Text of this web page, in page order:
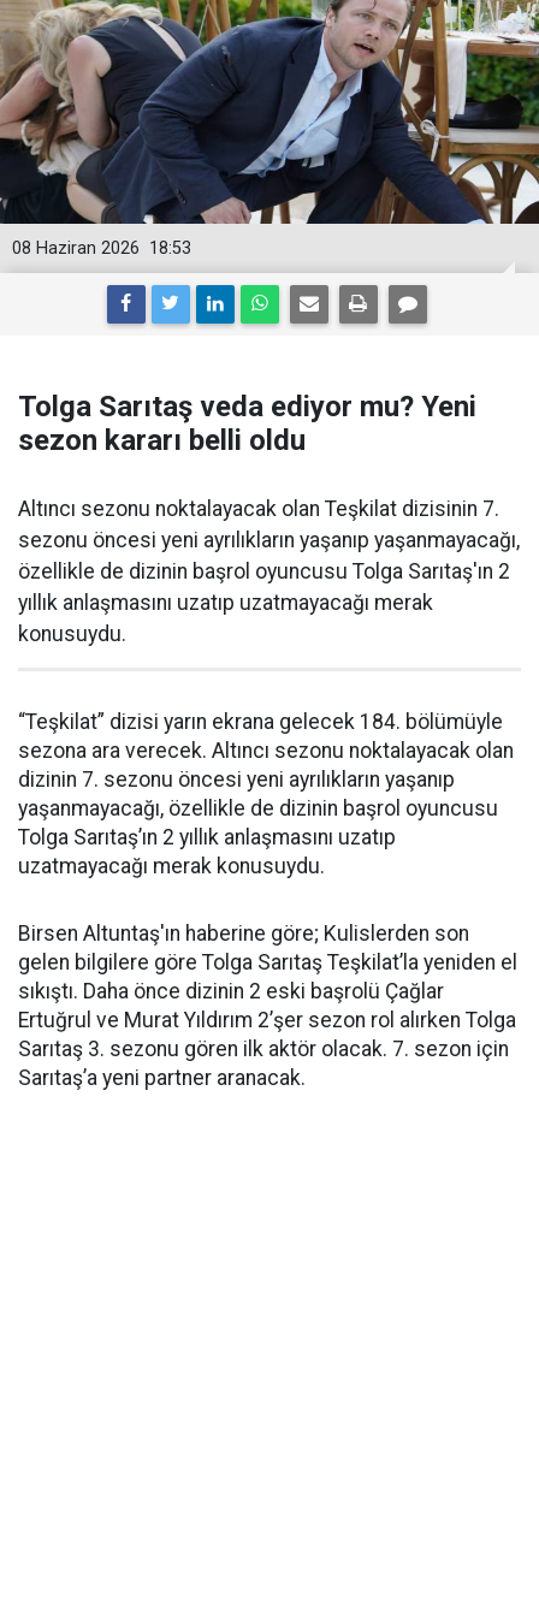
18:53
08 Haziran 2026
Tolga Sarıtaş veda ediyor mu? Yeni
sezon kararı belli oldu
Altıncı sezonu noktalayacak olan Teşkilat dizisinin 7.
sezonu öncesi yeni ayrılıkların yaşanıp yaşanmayacağı,
özellikle de dizinin başrol oyuncusu Tolga Sarıtaş'ın 2
yıllık anlaşmasını uzatıp uzatmayacağı merak
konusuydu.
“Teşkilat” dizisi yarın ekrana gelecek 184. bölümüyle
sezona ara verecek. Altıncı sezonu noktalayacak olan
dizinin 7. sezonu öncesi yeni ayrılıkların yaşanıp
yaşanmayacağı, özellikle de dizinin başrol oyuncusu
Tolga Sarıtaş’ın 2 yıllık anlaşmasını uzatıp
uzatmayacağı merak konusuydu.
Birsen Altuntaş'ın haberine göre; Kulislerden son
gelen bilgilere göre Tolga Sarıtaş Teşkilat’la yeniden el
sıkıştı. Daha önce dizinin 2 eski başrolü Çağlar
Ertuğrul ve Murat Yıldırım 2’şer sezon rol alırken Tolga
Sarıtaş 3. sezonu gören ilk aktör olacak. 7. sezon için
Sarıtaş’a yeni partner aranacak.